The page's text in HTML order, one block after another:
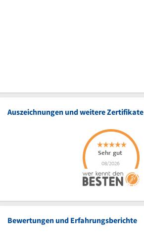
Auszeichnungen und weitere Zertifikate
Bewertungen und Erfahrungsberichte